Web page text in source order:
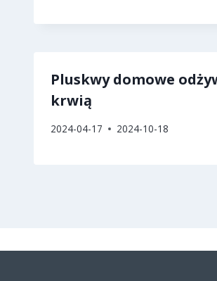
Pluskwy domowe
krwią
2024-04-17 2024-10-18